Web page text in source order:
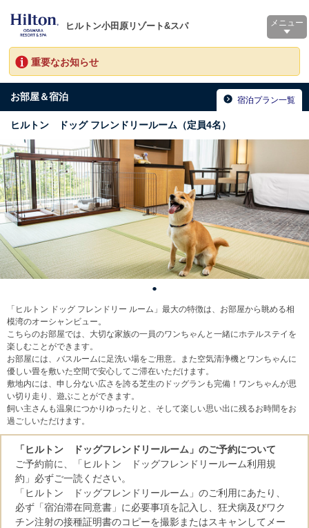
ヒルトン小田原リゾート&スパ メニュー
重要なお知らせ
お部屋＆宿泊 宿泊プラン一覧
ヒルトン ドッグ フレンドリールーム（定員4名）
「ヒルトン ドッグ フレンドリー ルーム」最大の特徴は、お部屋から眺める相
模湾のオーシャンビュー。
こちらのお部屋では、大切な家族の一員のワンちゃんと一緒にホテルステイを
楽しむことができます。
お部屋には、バスルームに足洗い場をご用意。また空気清浄機とワンちゃんに
優しい畳を敷いた空間で安心してご滞在いただけます。
敷地内には、申し分ない広さを誇る芝生のドッグランも完備！ワンちゃんが思
い切り走り、遊ぶことができます。
飼い主さんも温泉につかりゆったりと、そして楽しい思い出に残るお時間をお
過ごしいただけます。
「ヒルトン ドッグフレンドリールーム」のご予約について
ご予約前に、「ヒルトン ドッグフレンドリールーム利用規
約」必ずご一読ください。
「ヒルトン ドッグフレンドリールーム」のご利用にあたり、
必ず「宿泊滞在同意書」に必要事項を記入し、狂犬病及びワク
チン注射の接種証明書のコピーを撮影またはスキャンしてメー